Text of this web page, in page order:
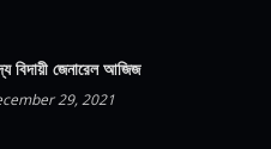
বিদায়ী জেনারেল আজিজ
29, 2021